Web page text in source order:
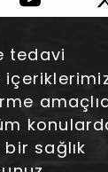
tedavi
sağlık